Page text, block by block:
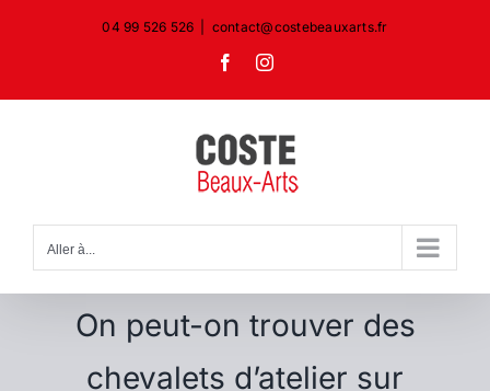
04 99 526 526 contact@costebeauxarts.fr
FacebookInstagram
Aller à...
On peut-on trouver des
chevalets d’atelier sur